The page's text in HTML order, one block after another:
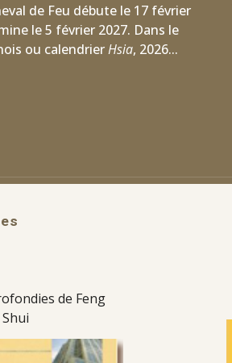
de Feu débute le 17 février
le 5 février 2027. Dans le
ou calendrierHsia, 2026...
de Feng
Shui